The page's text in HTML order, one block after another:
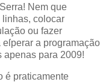
Serra! Nem que
linhas, colocar
ou fazer
a programação
apenas para 2009!
é praticamente